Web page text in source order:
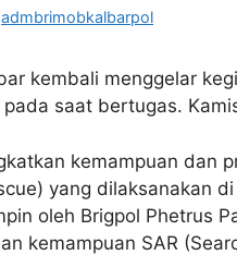
admbrimobkalbarpol
kembali menggelar
saat bertugas.
kemampuan dan
yang dilaksanakan
oleh Brigpol Phetrus
kemampuan SAR